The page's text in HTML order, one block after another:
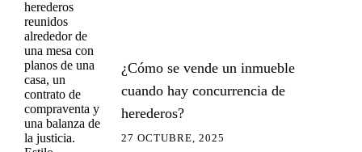
¿Cómo se vende un inmueble
cuando hay concurrencia de
herederos?
27 OCTUBRE, 2025